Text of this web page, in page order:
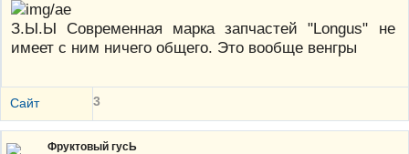
З.Ы.Ы Современная марка запчастей "Longus" не
имеет с ним ничего общего. Это вообще венгры
Сайт 3
Фруктовый гусЬ